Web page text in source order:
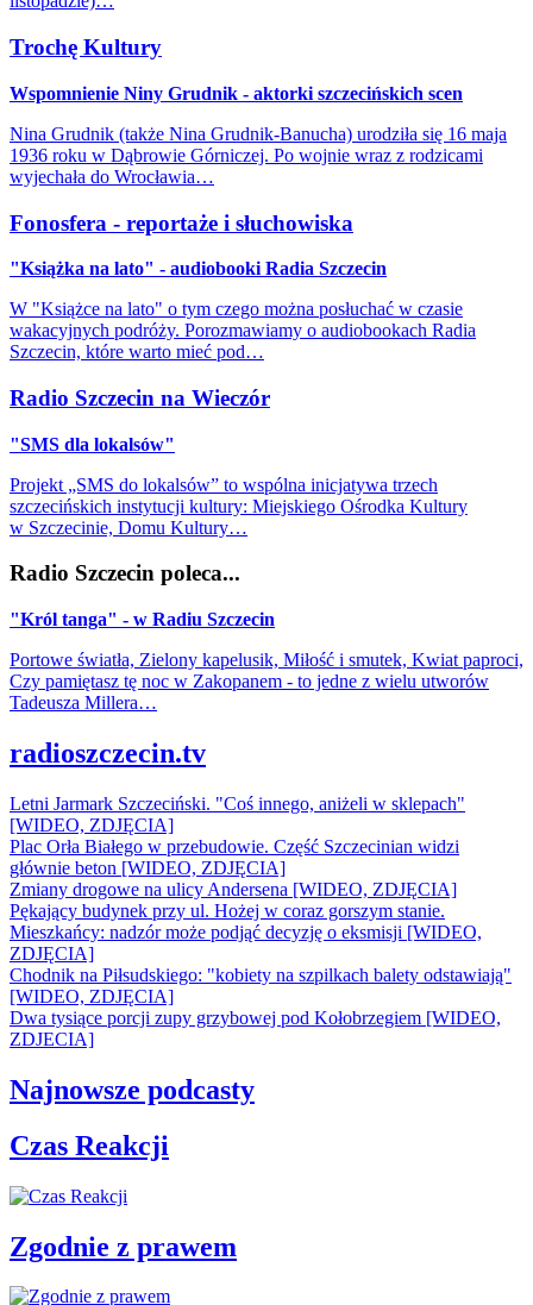
Trochę Kultury
Wspomnienie Niny Grudnik - aktorki szczecińskich scen
Nina Grudnik (także Nina Grudnik-Banucha) urodziła się 16 maja
1936 roku w Dąbrowie Górniczej. Po wojnie wraz z rodzicami
wyjechała do Wrocławia…
Fonosfera - reportaże i słuchowiska
"Książka na lato" - audiobooki Radia Szczecin
W "Książce na lato" o tym czego można posłuchać w czasie
wakacyjnych podróży. Porozmawiamy o audiobookach Radia
Szczecin, które warto mieć pod…
Radio Szczecin na Wieczór
"SMS dla lokalsów"
Projekt „SMS do lokalsów” to wspólna inicjatywa trzech
szczecińskich instytucji kultury: Miejskiego Ośrodka Kultury
w Szczecinie, Domu Kultury…
Radio Szczecin poleca...
"Król tanga" - w Radiu Szczecin
Portowe światła, Zielony kapelusik, Miłość i smutek, Kwiat paproci,
Czy pamiętasz tę noc w Zakopanem - to jedne z wielu utworów
Tadeusza Millera…
radioszczecin.tv
Letni Jarmark Szczeciński. "Coś innego, aniżeli w sklepach"
[WIDEO, ZDJĘCIA]
Plac Orła Białego w przebudowie. Część Szczecinian widzi
głównie beton [WIDEO, ZDJĘCIA]
Zmiany drogowe na ulicy Andersena [WIDEO, ZDJĘCIA]
Pękający budynek przy ul. Hożej w coraz gorszym stanie.
Mieszkańcy: nadzór może podjąć decyzję o eksmisji [WIDEO,
ZDJĘCIA]
Chodnik na Piłsudskiego: "kobiety na szpilkach balety odstawiają"
[WIDEO, ZDJĘCIA]
Dwa tysiące porcji zupy grzybowej pod Kołobrzegiem [WIDEO,
ZDJECIA]
Najnowsze podcasty
Czas Reakcji
Zgodnie z prawem